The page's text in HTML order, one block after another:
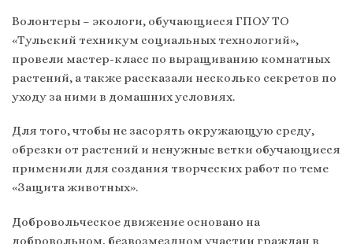
Волонтеры – экологи, обучающиеся ГПОУ ТО
«Тульский техникум социальных технологий»,
провели мастер-класс по выращиванию комнатных
растений, а также рассказали несколько секретов по
уходу за ними в домашних условиях.
Для того, чтобы не засорять окружающую среду,
обрезки от растений и ненужные ветки обучающиеся
применили для создания творческих работ по теме
«Защита животных».
Добровольческое движение основано на
добровольном, безвозмездном участии граждан в